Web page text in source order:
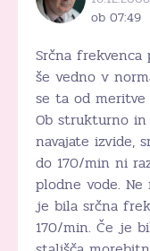
ob 07:49
Srčna
še vedno v
se ta od
Ob strukturno
navajate izvide,
do 170/min ni
plodne vode.
je bila srčna
170/min. Če je